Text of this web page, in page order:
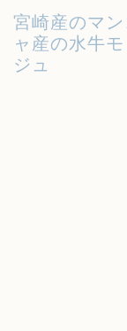
宮崎産のマ
ャ産の水牛
ジュ